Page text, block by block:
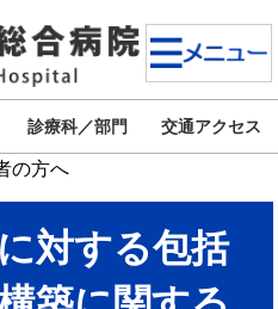
診療科／部門 交通アクセス
の方へ
対する包括